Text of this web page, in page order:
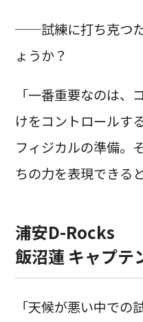
──試練に打ち克つ
ょうか？
「一番重要なのは
けをコントロールす
フィジカルの準備。
ちの力を表現できる
浦安D-Rocks
飯沼蓮 キャプテ
「天候が悪い中での